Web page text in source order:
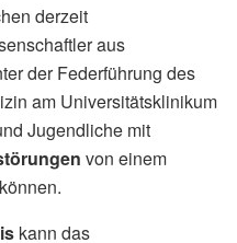
derzeit
aus
der Federführung des
am Universitätsklinikum
Jugendliche mit
von einem
kann das